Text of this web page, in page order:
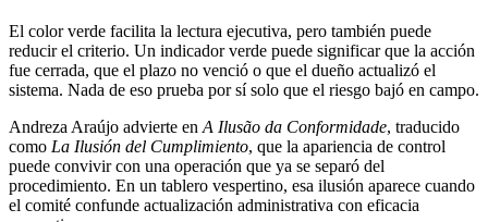
El color verde facilita la lectura ejecutiva, pero también puede
reducir el criterio. Un indicador verde puede significar que la acción
fue cerrada, que el plazo no venció o que el dueño actualizó el
sistema. Nada de eso prueba por sí solo que el riesgo bajó en campo.
Andreza Araújo advierte en A Ilusão da Conformidade, traducido
como La Ilusión del Cumplimiento, que la apariencia de control
puede convivir con una operación que ya se separó del
procedimiento. En un tablero vespertino, esa ilusión aparece cuando
el comité confunde actualización administrativa con eficacia